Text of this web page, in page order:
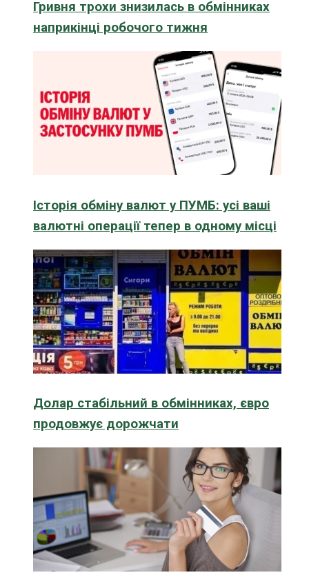
Гривня трохи знизилась в обмінниках
наприкінці робочого тижня
Історія обміну валют у ПУМБ: усі ваші
валютні операції тепер в одному місці
Долар стабільний в обмінниках, євро
продовжує дорожчати